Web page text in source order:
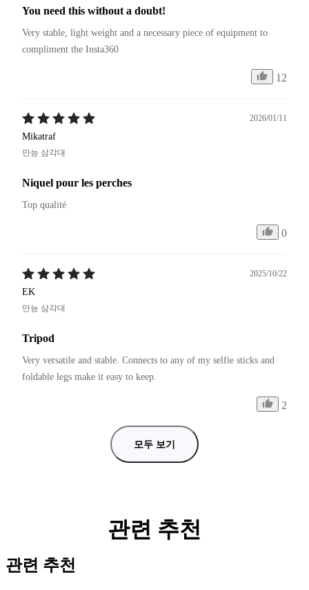
You need this without a doubt!
Very stable, light weight and a necessary piece of equipment to
compliment the Insta360
12
2026/01/11
Mikatraf
만능 삼각대
Niquel pour les perches
Top qualité
0
2025/10/22
EK
만능 삼각대
Tripod
Very versatile and stable. Connects to any of my selfie sticks and
foldable legs make it easy to keep.
2
모두 보기
관련 추천
관련 추천